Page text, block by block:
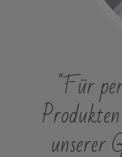
"Für
unserer